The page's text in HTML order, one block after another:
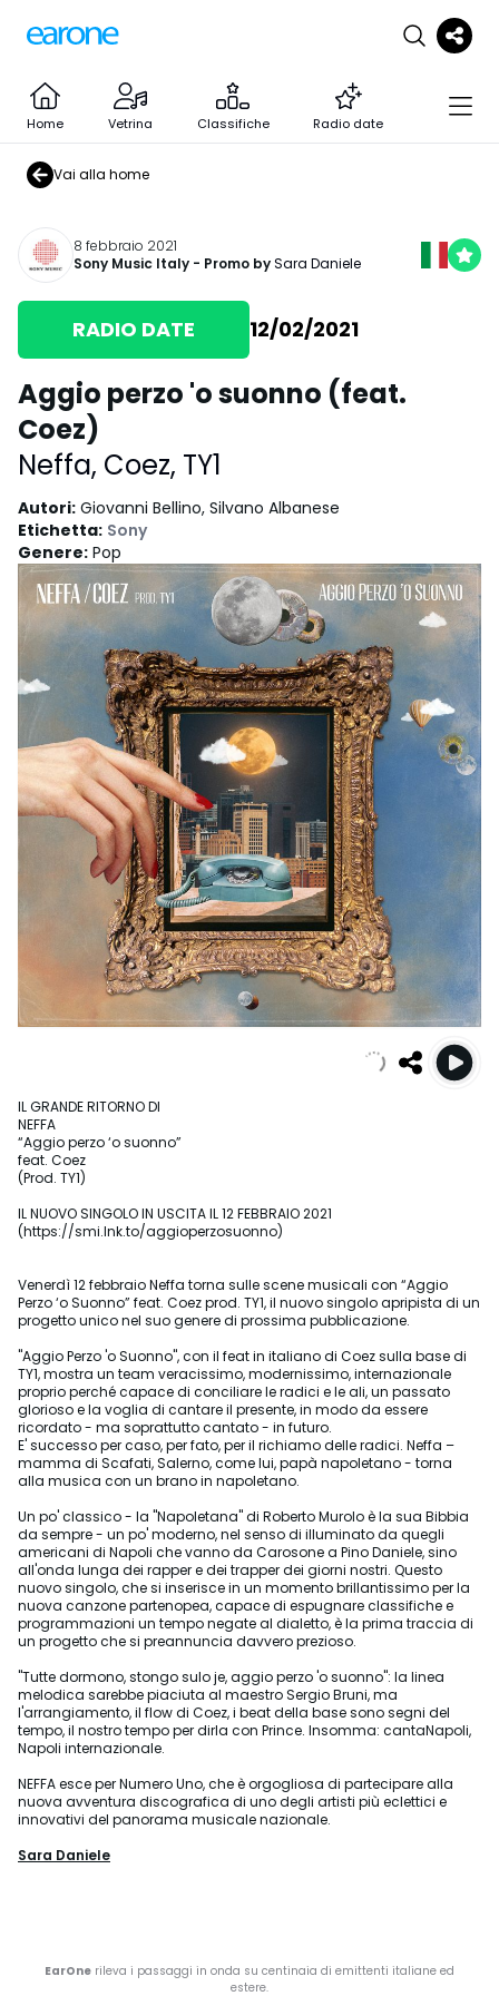
Home Vetrina Classifiche Radio date
Vai alla home
8 febbraio 2021
Sony Music Italy - Promo bySara Daniele
RADIO DATE 12/02/2021
Aggio perzo 'o suonno (feat.
Coez)
Neffa, Coez, TY1
Autori: Giovanni Bellino, Silvano Albanese
Etichetta: Sony
Genere: Pop
IL GRANDE RITORNO DI
NEFFA
“Aggio perzo ‘o suonno”
feat. Coez
(Prod. TY1)
IL NUOVO SINGOLO IN USCITA IL 12 FEBBRAIO 2021
(https://smi.lnk.to/aggioperzosuonno)
Venerdì 12 febbraio Neffa torna sulle scene musicali con “Aggio
Perzo ‘o Suonno” feat. Coez prod. TY1, il nuovo singolo apripista di un
progetto unico nel suo genere di prossima pubblicazione.
"Aggio Perzo 'o Suonno", con il feat in italiano di Coez sulla base di
TY1, mostra un team veracissimo, modernissimo, internazionale
proprio perché capace di conciliare le radici e le ali, un passato
glorioso e la voglia di cantare il presente, in modo da essere
ricordato - ma soprattutto cantato - in futuro.
E' successo per caso, per fato, per il richiamo delle radici. Neffa –
mamma di Scafati, Salerno, come lui, papà napoletano - torna
alla musica con un brano in napoletano.
Un po' classico - la "Napoletana" di Roberto Murolo è la sua Bibbia
da sempre - un po' moderno, nel senso di illuminato da quegli
americani di Napoli che vanno da Carosone a Pino Daniele, sino
all'onda lunga dei rapper e dei trapper dei giorni nostri. Questo
nuovo singolo, che si inserisce in un momento brillantissimo per la
nuova canzone partenopea, capace di espugnare classifiche e
programmazioni un tempo negate al dialetto, è la prima traccia di
un progetto che si preannuncia davvero prezioso.
"Tutte dormono, stongo sulo je, aggio perzo 'o suonno": la linea
melodica sarebbe piaciuta al maestro Sergio Bruni, ma
l'arrangiamento, il flow di Coez, i beat della base sono segni del
tempo, il nostro tempo per dirla con Prince. Insomma: cantaNapoli,
Napoli internazionale.
NEFFA esce per Numero Uno, che è orgogliosa di partecipare alla
nuova avventura discografica di uno degli artisti più eclettici e
innovativi del panorama musicale nazionale.
Sara Daniele
EarOne rileva i passaggi in onda su centinaia di emittenti italiane ed
estere.